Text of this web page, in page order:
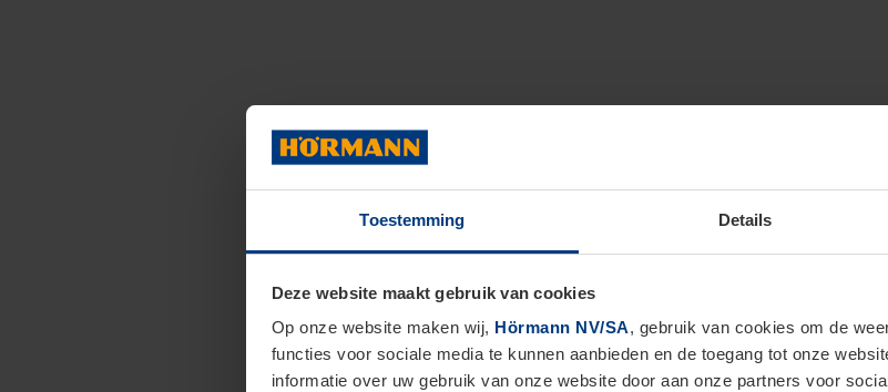
Toestemming Details
Deze website maakt gebruik van cookies
Op onze website maken wij, Hörmann NV/SA, gebruik van cookies om de
functies voor sociale media te kunnen aanbieden en de toegang tot onze
informatie over uw gebruik van onze website door aan onze partners voor